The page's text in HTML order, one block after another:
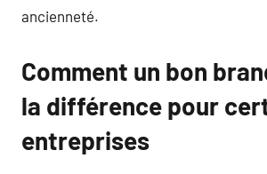
ancienneté.
Comment un bon
la différence pour
entreprises